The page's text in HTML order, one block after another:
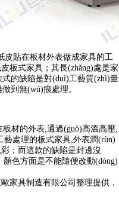
皮貼在板材外表做成家具的工
板式家具；其長(zhǎng)處是家
式的缺陷是對(duì)工藝質(zhì)量
無(wú)痕處理。
材的外表,通過(guò)高溫高壓,
藝處理的板式家具,外表潤(rùn)
；而這款的缺陷是封邊沒
，顏色方面是不能隨便改動(dòng)
家具制造有限公司整理提供，